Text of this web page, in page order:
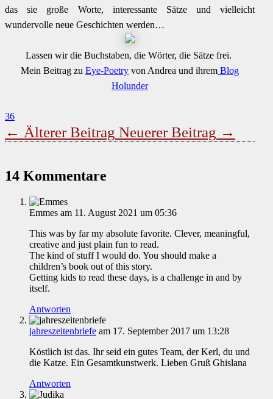
das sie große Worte, interessante Sätze und vielleicht
wundervolle neue Geschichten werden…
Lassen wir die Buchstaben, die Wörter, die Sätze frei.
Mein Beitrag zuEye-Poetry von Andrea und ihrem Blog
Holunder
36
← Älterer Beitrag Neuerer Beitrag →
14 Kommentare
Emmes am 11. August 2021 um 05:36
This was by far my absolute favorite. Clever, meaningful,
creative and just plain fun to read.
The kind of stuff I would do. You should make a
children’s book out of this story.
Getting kids to read these days, is a challenge in and by
itself.
Antworten
jahreszeitenbriefe am 17. September 2017 um 13:28
Köstlich ist das. Ihr seid ein gutes Team, der Kerl, du und
die Katze. Ein Gesamtkunstwerk. Lieben Gruß Ghislana
Antworten